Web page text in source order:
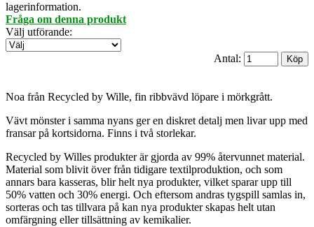
lagerinformation.
Fråga om denna produkt
Välj utförande:
Antal:
Noa från Recycled by Wille, fin ribbvävd löpare i mörkgrått.
Vävt mönster i samma nyans ger en diskret detalj men livar upp med
fransar på kortsidorna. Finns i två storlekar.
Recycled by Willes produkter är gjorda av 99% återvunnet material.
Material som blivit över från tidigare textilproduktion, och som
annars bara kasseras, blir helt nya produkter, vilket sparar upp till
50% vatten och 30% energi. Och eftersom andras tygspill samlas in,
sorteras och tas tillvara på kan nya produkter skapas helt utan
omfärgning eller tillsättning av kemikalier.